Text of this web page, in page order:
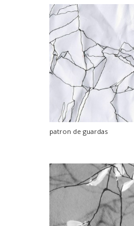
patron de guardas